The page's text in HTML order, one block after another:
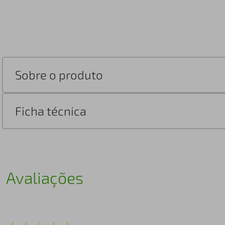
Sobre o produto
Ficha técnica
Avaliações